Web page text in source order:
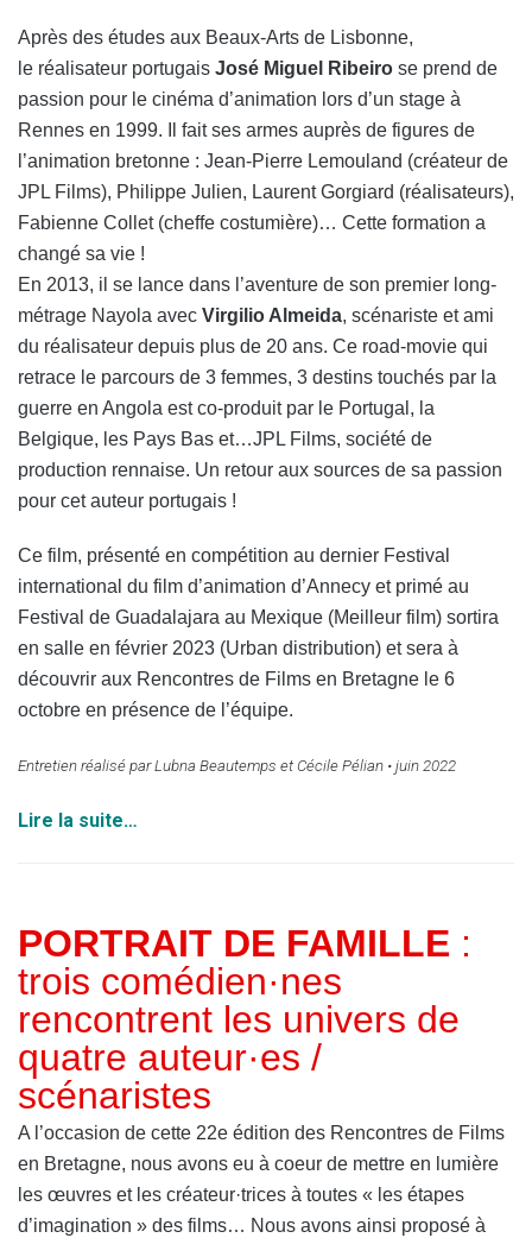
Après des études aux Beaux-Arts de Lisbonne,
le réalisateur portugais José Miguel Ribeiro se prend de
passion pour le cinéma d’animation lors d’un stage à
Rennes en 1999. Il fait ses armes auprès de figures de
l’animation bretonne : Jean-Pierre Lemouland (créateur de
JPL Films), Philippe Julien, Laurent Gorgiard (réalisateurs),
Fabienne Collet (cheffe costumière)… Cette formation a
changé sa vie !
En 2013, il se lance dans l’aventure de son premier long-
métrage Nayola avec Virgilio Almeida, scénariste et ami
du réalisateur depuis plus de 20 ans. Ce road-movie qui
retrace le parcours de 3 femmes, 3 destins touchés par la
guerre en Angola est co-produit par le Portugal, la
Belgique, les Pays Bas et…JPL Films, société de
production rennaise. Un retour aux sources de sa passion
pour cet auteur portugais !
Ce film, présenté en compétition au dernier Festival
international du film d’animation d’Annecy et primé au
Festival de Guadalajara au Mexique (Meilleur film) sortira
en salle en février 2023 (Urban distribution) et sera à
découvrir aux Rencontres de Films en Bretagne le 6
octobre en présence de l’équipe.
Entretien réalisé par Lubna Beautemps et Cécile Pélian • juin 2022
Lire la suite…
PORTRAIT DE FAMILLE :
trois comédien·nes
rencontrent les univers de
quatre auteur·es /
scénaristes
A l’occasion de cette 22e édition des Rencontres de Films
en Bretagne, nous avons eu à coeur de mettre en lumière
les œuvres et les créateur·trices à toutes « les étapes
d’imagination » des films… Nous avons ainsi proposé à